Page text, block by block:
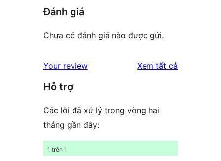
Đánh giá
Chưa có đánh giá nào được gửi.
Your review Xem tất cả
Hỗ trợ
Các lỗi đã xử lý trong vòng hai
tháng gần đây:
1 trên 1